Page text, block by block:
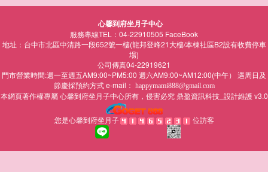
心馨到府坐月子中心
服務專線TEL：04-22910505 FaceBook
地址：台中市北區中清路一段652號一樓(龍邦登峰21大樓/本棟社區B2設有收費停車
場)
公司傳真04-22919621
門市營業時間:週一至週五AM9:00~PM5:00 週六AM9:00~AM12:00(中午） 遇周日及
節慶採預約方式 e-mail： happymami888@gmail.com
本網頁著作權專屬心馨到府坐月子中心所有，侵害必究 鼎盈資訊科技_設計維護 v3.0
您是心馨到府坐月子 位訪客